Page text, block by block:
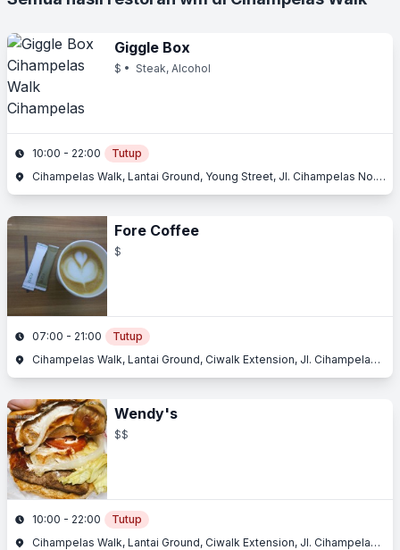
Giggle Box
$ • Steak, Alcohol
10:00 - 22:00
Tutup
Cihampelas Walk, Lantai Ground, Young Street, Jl. Cihampelas No. 160, Cihampelas, Bandung, Jawa Barat
Fore Coffee
$
07:00 - 21:00
Tutup
Cihampelas Walk, Lantai Ground, Ciwalk Extension, Jl. Cihampelas No. 160, Cihampelas, Bandung, Jawa Barat
Wendy's
$$
10:00 - 22:00
Tutup
Cihampelas Walk, Lantai Ground, Ciwalk Extension, Jl. Cihampelas No. 160, Cihampelas, Bandung, Jawa Barat